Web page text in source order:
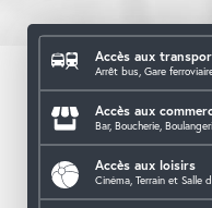
Accès aux
Arrêt bus, Gare
Accès aux
Bar, Boucherie,
Accès aux loisirs
Cinéma, Terrain et Salle